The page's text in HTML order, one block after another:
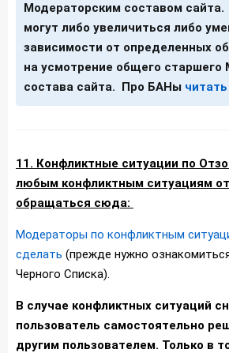
Модераторским составом
могут либо увеличиться либо
зависимости от определенных
на усмотрение общего старшего
состава сайта. Про БАНы
11. Конфликтные ситуации по
любым конфликтным ситуациям
обращаться сюда:
Модераторы по конфликтным
сделать (прежде нужно
Черного Списка).
В случае конфликтных ситуаций
пользователь самостоятельно
другим пользователем. Только в